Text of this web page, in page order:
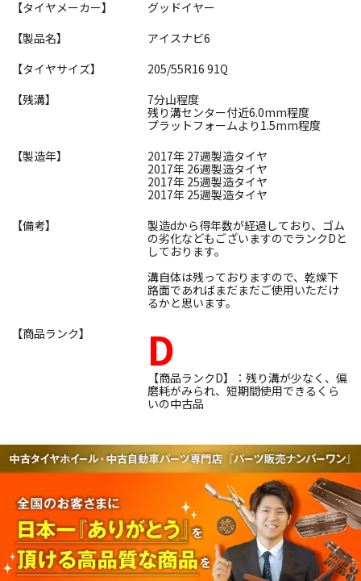
【タイヤメーカー】
グッドイヤー
【製品名】
アイスナビ6
【タイヤサイズ】
205/55R16 91Q
【残溝】
7分山程度
残り溝センター付近6.0mm程度
プラットフォームより1.5mm程度
【製造年】
2017年 27週製造タイヤ
2017年 26週製造タイヤ
2017年 25週製造タイヤ
2017年 25週製造タイヤ
【備考】
製造dから得年数が経過しており、ゴム
の劣化などもございますのでランクDと
しております。
溝自体は残っておりますので、乾燥下
路面であればまだまだご使用いただけ
るかと思います。
【商品ランク】
D
【商品ランクD】：残り溝が少なく、偏
磨耗がみられ、短期間使用できるくら
いの中古品